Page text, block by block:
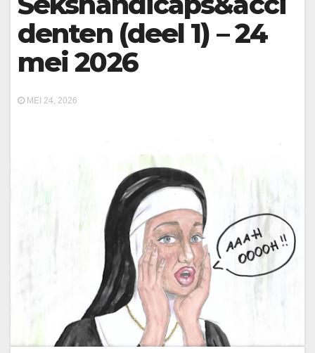
denten (deel 1) – 24
mei 2026
MEI 24, 2026